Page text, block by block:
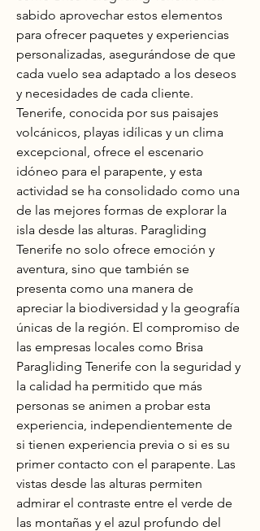
sabido aprovechar estos elementos
para ofrecer paquetes y experiencias
personalizadas, asegurándose de que
cada vuelo sea adaptado a los deseos
y necesidades de cada cliente.
Tenerife, conocida por sus paisajes
volcánicos, playas idílicas y un clima
excepcional, ofrece el escenario
idóneo para el parapente, y esta
actividad se ha consolidado como una
de las mejores formas de explorar la
isla desde las alturas. Paragliding
Tenerife no solo ofrece emoción y
aventura, sino que también se
presenta como una manera de
apreciar la biodiversidad y la geografía
únicas de la región. El compromiso de
las empresas locales como Brisa
Paragliding Tenerife con la seguridad y
la calidad ha permitido que más
personas se animen a probar esta
experiencia, independientemente de
si tienen experiencia previa o si es su
primer contacto con el parapente. Las
vistas desde las alturas permiten
admirar el contraste entre el verde de
las montañas y el azul profundo del